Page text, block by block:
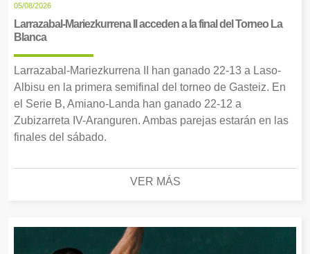
05/08/2026
Larrazabal-Mariezkurrena II acceden a la final del Torneo La
Blanca
Larrazabal-Mariezkurrena II han ganado 22-13 a Laso-
Albisu en la primera semifinal del torneo de Gasteiz. En
el Serie B, Amiano-Landa han ganado 22-12 a
Zubizarreta IV-Aranguren. Ambas parejas estarán en las
finales del sábado.
VER MÁS